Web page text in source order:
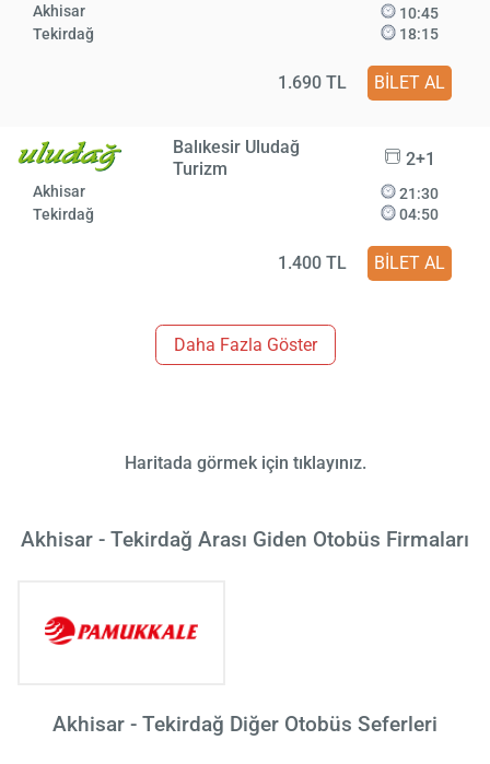
Akhisar
Tekirdağ
10:45
18:15
1.690 TL BİLET AL
Balıkesir Uludağ
Turizm
2+1
Akhisar
Tekirdağ
21:30
04:50
1.400 TL BİLET AL
Daha Fazla Göster
Haritada görmek için tıklayınız.
Akhisar - Tekirdağ Arası Giden Otobüs Firmaları
Akhisar - Tekirdağ Diğer Otobüs Seferleri